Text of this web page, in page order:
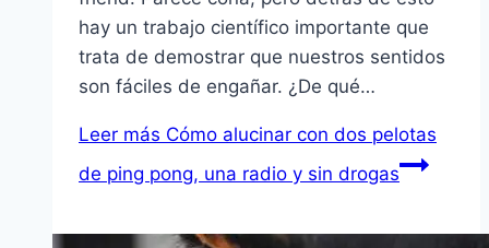
hay un trabajo científico importante que
trata de demostrar que nuestros sentidos
son fáciles de engañar. ¿De qué…
Leer más Cómo alucinar con dos pelotas
de ping pong, una radio y sin drogas